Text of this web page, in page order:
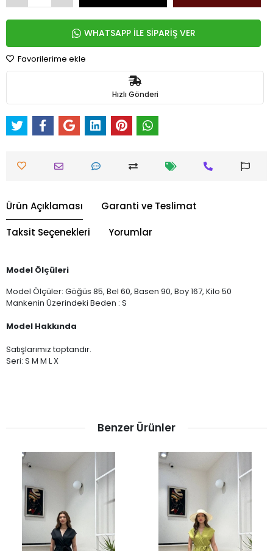
WHATSAPP İLE SİPARİŞ VER
Favorilerime ekle
Hızlı Gönderi
Ürün Açıklaması Garanti ve Teslimat
Taksit Seçenekleri Yorumlar
Model Ölçüleri
Model Ölçüler: Göğüs 85, Bel 60, Basen 90, Boy 167, Kilo 50
Mankenin Üzerindeki Beden : S
Model Hakkında
Satışlarımız toptandır.
Seri: S M M L X
Benzer Ürünler